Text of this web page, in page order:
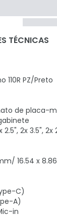
TÉCNICAS
110R PZ/Preto
de placa-
2.5", 2x 3.5",
16.54 x
C)
A)
in